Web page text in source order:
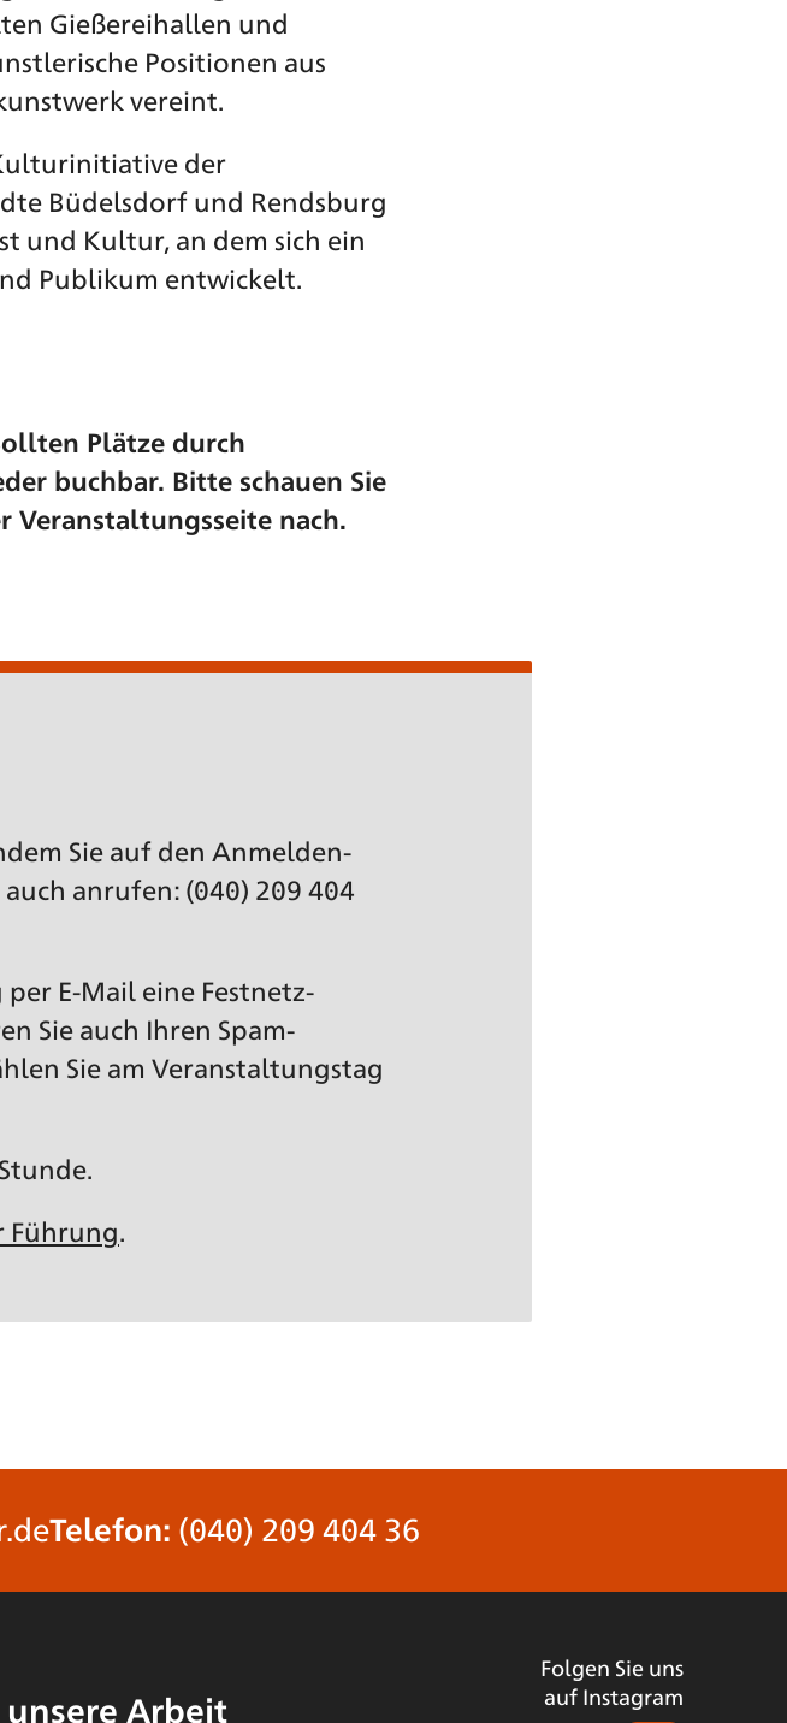
Gießereihallen und
Positionen aus
vereint.
der
Büdelsdorf und Rendsburg
und Kultur, an dem sich ein
Publikum entwickelt.
Plätze durch
buchbar. Bitte schauen Sie
nach.
Sie auf den Anmelden-
anrufen: (040) 209 404
E-Mail eine Festnetz­
Sie auch Ihren Spam-
Sie am Veranstaltungs­tag
Führung.
Telefon: (040) 209 404 36
Arbeit
Folgen Sie uns
auf Instagram